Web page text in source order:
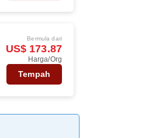
Bermula dari
US$ 173.87
Harga/Org
Tempah